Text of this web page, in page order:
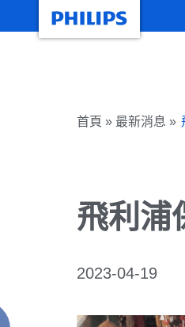
首頁 » 最新消息 »
飛利浦
2023-04-19